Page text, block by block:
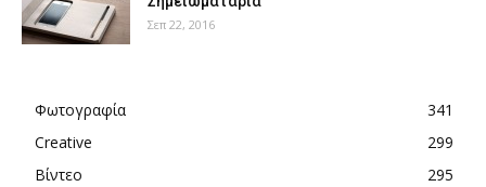
Σεπ 22, 2016
Φωτογραφία
341
Creative
299
Βίντεο
295